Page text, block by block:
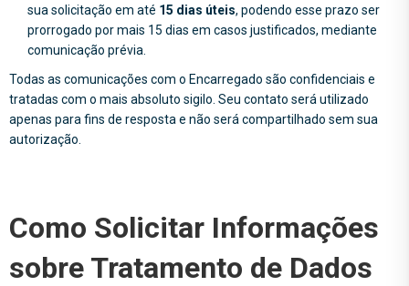
sua solicitação em até 15 dias úteis, podendo esse prazo ser
prorrogado por mais 15 dias em casos justificados, mediante
comunicação prévia.
Todas as comunicações com o Encarregado são confidenciais e
tratadas com o mais absoluto sigilo. Seu contato será utilizado
apenas para fins de resposta e não será compartilhado sem sua
autorização.
Como Solicitar Informações
sobre Tratamento de Dados